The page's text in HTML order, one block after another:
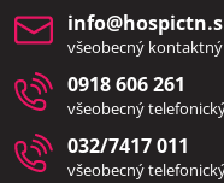
všeobecný
0918 606 261
všeobecný
032/7417 011
všeobecný